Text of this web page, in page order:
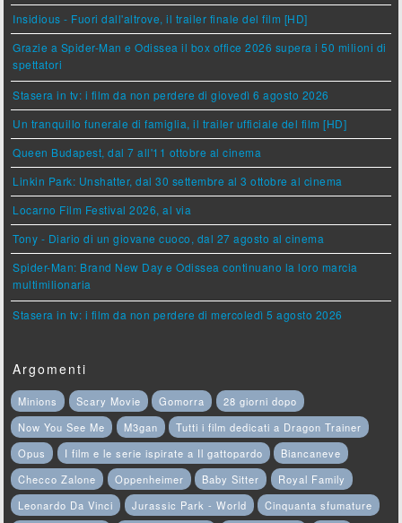
Insidious - Fuori dall'altrove, il trailer finale del film [HD]
Grazie a Spider-Man e Odissea il box office 2026 supera i 50 milioni di
spettatori
Stasera in tv: i film da non perdere di giovedì 6 agosto 2026
Un tranquillo funerale di famiglia, il trailer ufficiale del film [HD]
Queen Budapest, dal 7 all'11 ottobre al cinema
Linkin Park: Unshatter, dal 30 settembre al 3 ottobre al cinema
Locarno Film Festival 2026, al via
Tony - Diario di un giovane cuoco, dal 27 agosto al cinema
Spider-Man: Brand New Day e Odissea continuano la loro marcia
multimilionaria
Stasera in tv: i film da non perdere di mercoledì 5 agosto 2026
Argomenti
Minions Scary Movie Gomorra
28 giorni dopo
Now You See Me
M3gan
Tutti i film dedicati a Dragon Trainer
Opus
I film e le serie ispirate a Il gattopardo
Biancaneve
Checco Zalone
Oppenheimer Baby Sitter
Royal Family
Leonardo Da Vinci
Jurassic Park - World
Cinquanta sfumature